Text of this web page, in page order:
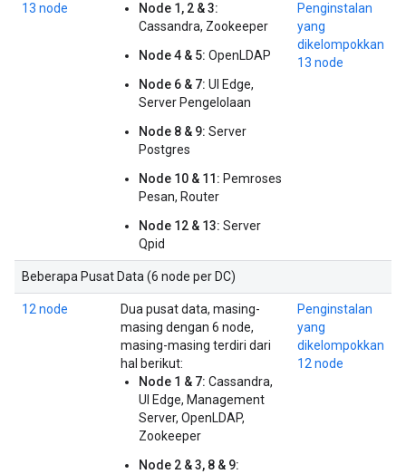
13 node
Node 1, 2 & 3:
Cassandra, Zookeeper
Node 4 & 5: OpenLDAP
Node 6 & 7: UI Edge,
Server Pengelolaan
Node 8 & 9: Server
Postgres
Node 10 & 11: Pemroses
Pesan, Router
Node 12 & 13: Server
Qpid
Penginstalan
yang
dikelompokkan
13 node
Beberapa Pusat Data (6 node per DC)
12 node
Dua pusat data, masing-
masing dengan 6 node,
masing-masing terdiri dari
hal berikut:
Node 1 & 7: Cassandra,
UI Edge, Management
Server, OpenLDAP,
Zookeeper
Node 2 & 3, 8 & 9:
Penginstalan
yang
dikelompokkan
12 node